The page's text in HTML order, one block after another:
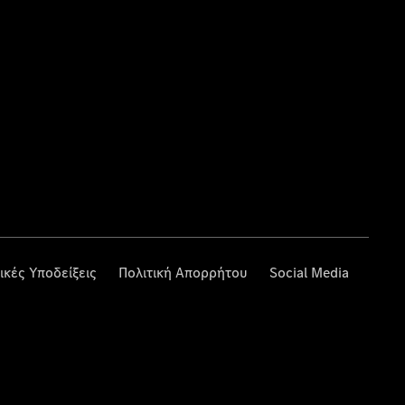
Υποδείξεις Πολιτική Απορρήτου Social Media